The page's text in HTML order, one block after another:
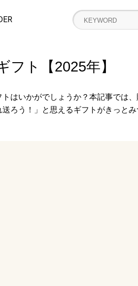
ト【2025年】
はいかがでしょうか？本記事では
ろう！」と思えるギフトがきっとみ